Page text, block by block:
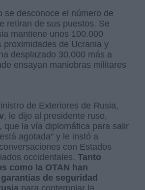
se desconoce el número de
retiran de sus puestos. Se
mantiene unos 100.000
proximidades de Ucrania y
desplazado 30.000 más a
ensayan maniobras militares
de Exteriores de Rusia,
, le dijo al presidente ruso,
, que la vía diplomática para salir
agotada" y le instó a
con Estados
occidentales.Tanto
como la OTAN han
de seguridad